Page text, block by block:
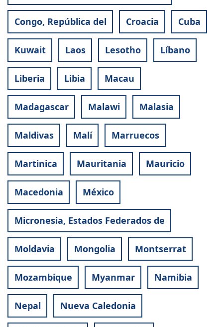
Congo, República del Croacia Cuba
Kuwait Laos Lesotho Líbano
Liberia Libia Macau
Madagascar Malawi Malasia
Maldivas Malí Marruecos
Martinica Mauritania Mauricio
Macedonia México
Micronesia, Estados Federados de
Moldavia Mongolia Montserrat
Mozambique Myanmar Namibia
Nepal Nueva Caledonia